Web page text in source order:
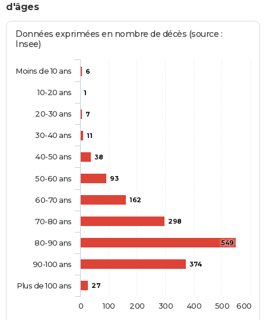
d'âges
Données exprimées en nombre de décès (source :
Insee)
6
1
7
11
38
93
162
298
549
374
27
Moins de 10 ans
10-20 ans
20-30 ans
30-40 ans
40-50 ans
50-60 ans
60-70 ans
70-80 ans
80-90 ans
90-100 ans
Plus de 100 ans
0 100 200 300 400 500 600